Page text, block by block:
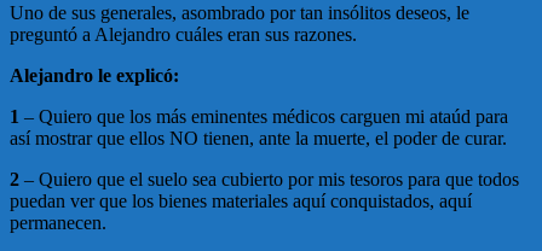
Uno de sus generales, asombrado por tan insólitos deseos, le
preguntó a Alejandro cuáles eran sus razones.
Alejandro le explicó:
1 – Quiero que los más eminentes médicos carguen mi ataúd para
así mostrar que ellos NO tienen, ante la muerte, el poder de curar.
2 – Quiero que el suelo sea cubierto por mis tesoros para que todos
puedan ver que los bienes materiales aquí conquistados, aquí
permanecen.